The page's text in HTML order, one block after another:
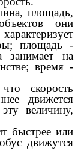
площадь,
они
площадь -
на
время -
скорость
движется
величину,
быстрее или
движутся